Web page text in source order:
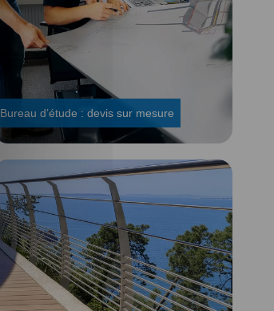
Bureau d’étude : devis sur mesure